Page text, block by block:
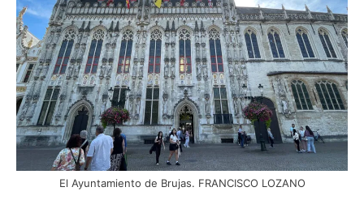
El Ayuntamiento de Brujas. FRANCISCO LOZANO